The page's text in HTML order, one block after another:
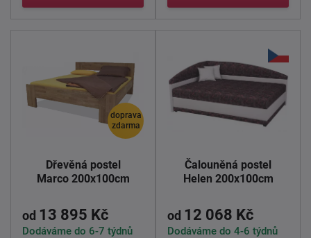
doprava
zdarma
Dřevěná postel
Marco 200x100cm
od 13 895 Kč
Dodáváme do 6-7 týdnů
Čalouněná postel
Helen 200x100cm
od 12 068 Kč
Dodáváme do 4-6 týdnů